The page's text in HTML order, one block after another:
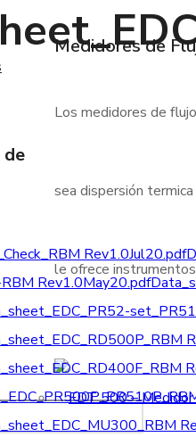
Medidores de
Los medidores de
sea dispersión
le ofrece
de
Rev1.0Jul20.pdf
Rev1.0May20.pdf